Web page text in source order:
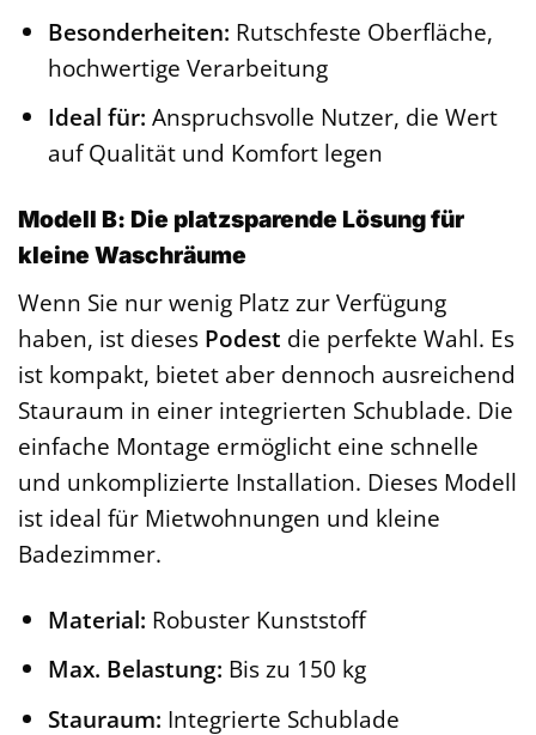
Besonderheiten: Rutschfeste Oberfläche,
hochwertige Verarbeitung
Ideal für: Anspruchsvolle Nutzer, die Wert
auf Qualität und Komfort legen
Modell B: Die platzsparende Lösung für
kleine Waschräume
Wenn Sie nur wenig Platz zur Verfügung
haben, ist dieses Podest die perfekte Wahl. Es
ist kompakt, bietet aber dennoch ausreichend
Stauraum in einer integrierten Schublade. Die
einfache Montage ermöglicht eine schnelle
und unkomplizierte Installation. Dieses Modell
ist ideal für Mietwohnungen und kleine
Badezimmer.
Material: Robuster Kunststoff
Max. Belastung: Bis zu 150 kg
Stauraum: Integrierte Schublade